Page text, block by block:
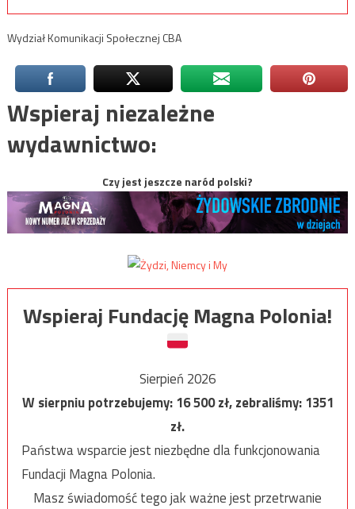
Wydział Komunikacji Społecznej CBA
Wspieraj niezależne
wydawnictwo:
Czy jest jeszcze naród polski?
Wspieraj Fundację Magna Polonia!
Sierpień 2026
W sierpniu potrzebujemy:16 500zł, zebraliśmy:1351
zł.
Państwa wsparcie jest niezbędne dla funkcjonowania
Fundacji Magna Polonia.
Masz świadomość tego jak ważne jest przetrwanie